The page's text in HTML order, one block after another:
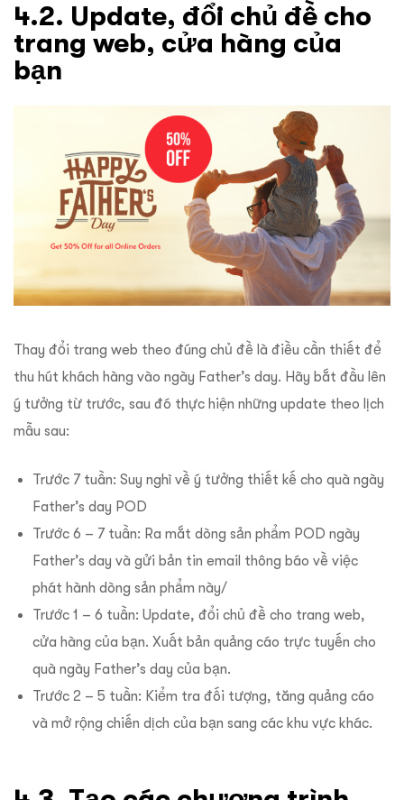
4.2. Update, đổi chủ đề cho
trang web, cửa hàng của
bạn
Thay đổi trang web theo đúng chủ đề là điều cần thiết để
thu hút khách hàng vào ngày Father’s day. Hãy bắt đầu lên
ý tưởng từ trước, sau đó thực hiện những update theo lịch
mẫu sau:
Trước 7 tuần: Suy nghĩ về ý tưởng thiết kế cho quà ngày
Father’s day POD
Trước 6 – 7 tuần: Ra mắt dòng sản phẩm POD ngày
Father’s day và gửi bản tin email thông báo về việc
phát hành dòng sản phẩm này/
Trước 1 – 6 tuần: Update, đổi chủ đề cho trang web,
cửa hàng của bạn. Xuất bản quảng cáo trực tuyến cho
quà ngày Father’s day của bạn.
Trước 2 – 5 tuần: Kiểm tra đối tượng, tăng quảng cáo
và mở rộng chiến dịch của bạn sang các khu vực khác.